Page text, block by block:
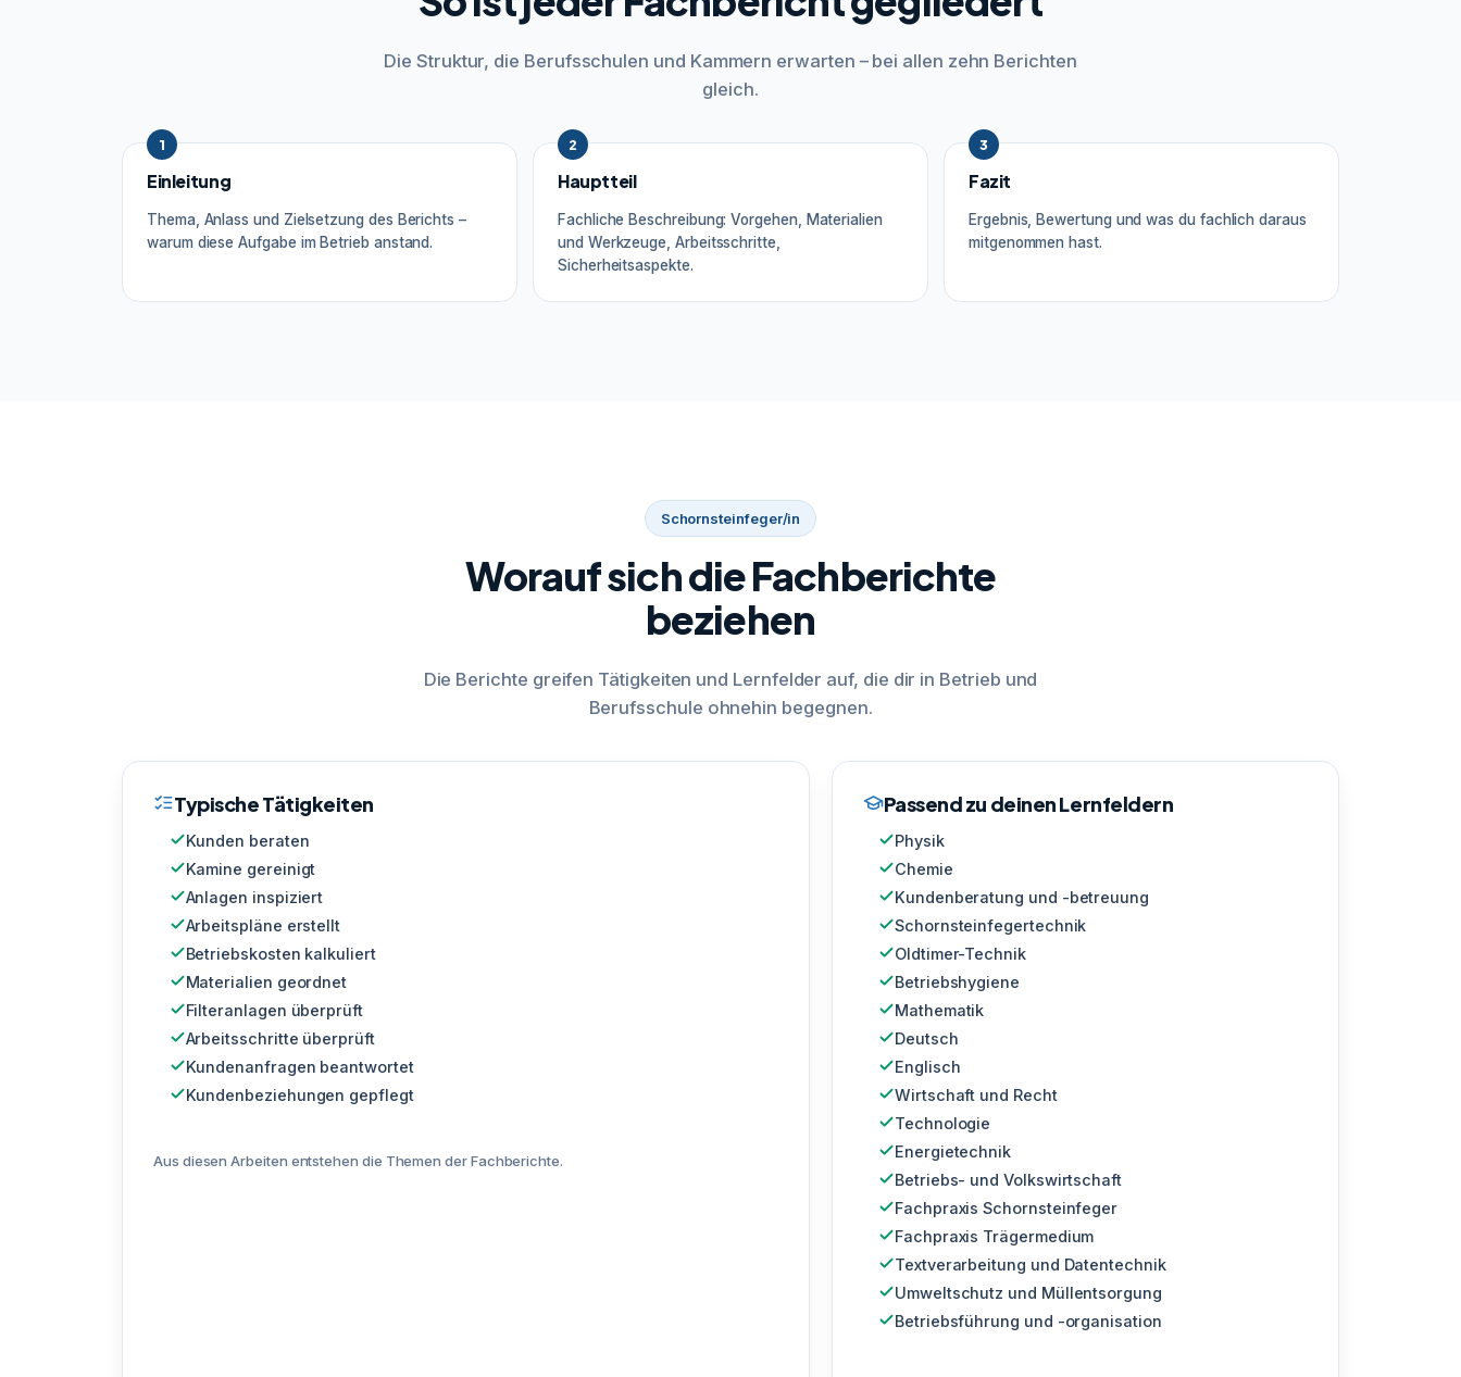
Die Struktur, die Berufsschulen und Kammern erwarten – bei allen zehn Berichten
gleich.
1
Einleitung
Thema, Anlass und Zielsetzung des Berichts –
warum diese Aufgabe im Betrieb anstand.
2
Hauptteil
Fachliche Beschreibung: Vorgehen, Materialien
und Werkzeuge, Arbeitsschritte,
Sicherheitsaspekte.
3
Fazit
Ergebnis, Bewertung und was du fachlich daraus
mitgenommen hast.
Schornsteinfeger/in
Worauf sich die Fachberichte
beziehen
Die Berichte greifen Tätigkeiten und Lernfelder auf, die dir in Betrieb und
Berufsschule ohnehin begegnen.
Typische Tätigkeiten
Kunden beraten
Kamine gereinigt
Anlagen inspiziert
Arbeitspläne erstellt
Betriebskosten kalkuliert
Materialien geordnet
Filteranlagen überprüft
Arbeitsschritte überprüft
Kundenanfragen beantwortet
Kundenbeziehungen gepflegt
Aus diesen Arbeiten entstehen die Themen der Fachberichte.
Passend zu deinen Lernfeldern
Physik
Chemie
Kundenberatung und -betreuung
Schornsteinfegertechnik
Oldtimer-Technik
Betriebshygiene
Mathematik
Deutsch
Englisch
Wirtschaft und Recht
Technologie
Energietechnik
Betriebs- und Volkswirtschaft
Fachpraxis Schornsteinfeger
Fachpraxis Trägermedium
Textverarbeitung und Datentechnik
Umweltschutz und Müllentsorgung
Betriebsführung und -organisation